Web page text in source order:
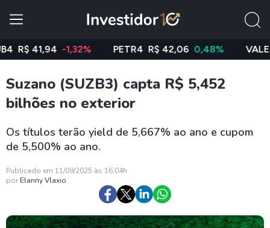
41,94 -1,32% PETR4 R$ 42,06 0,48% VALE3 R$
Suzano (SUZB3) capta R$ 5,452
bilhões no exterior
Os títulos terão yield de 5,667% ao ano e cupom
de 5,500% ao ano.
Publicado em 11/09/2025 às 16:04h
por Elanny Vlaxio